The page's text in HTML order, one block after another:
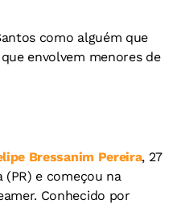
como alguém que
envolvem menores de
Bressanim Pereira, 27
(PR) e começou na
Conhecido por